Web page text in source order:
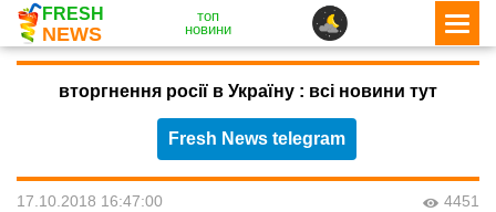
FRESH
NEWS
топ
новини
вторгнення росії в Україну : всі новини тут
Fresh News telegram
17.10.2018 16:47:00 4451